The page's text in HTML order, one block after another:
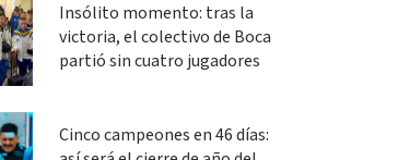
Insólito momento: tras la
victoria, el colectivo de Boca
partió sin cuatro jugadores
Cinco campeones en 46 días: